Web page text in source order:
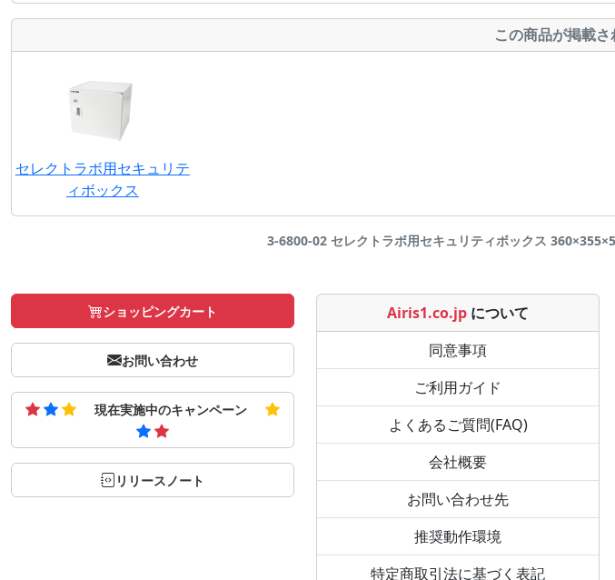
この商品が掲載
セレクトラボ用セキュリテ
ィボックス
3-6800-02 セレクトラボ用セキュリティボックス
ショッピングカート
お問い合わせ
現在実施中のキャンペーン
リリースノート
Airis1.co.jp について
同意事項
ご利用ガイド
よくあるご質問(FAQ)
会社概要
お問い合わせ先
推奨動作環境
特定商取引法に基づく表記